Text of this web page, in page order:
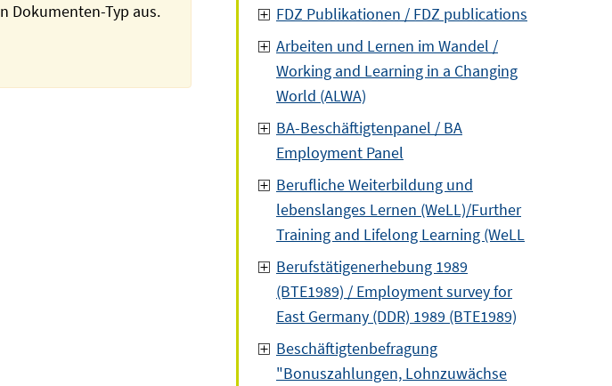
Dokumenten-Typ aus.
FDZ Publikationen / FDZ publications
Arbeiten und Lernen im Wandel /
Working and Learning in a Changing
World (ALWA)
BA-Beschäftigtenpanel / BA
Employment Panel
Berufliche Weiterbildung und
lebenslanges Lernen (WeLL)/Further
Training and Lifelong Learning (WeLL
Berufstätigenerhebung 1989
(BTE1989) / Employment survey for
East Germany (DDR) 1989 (BTE1989)
Beschäftigtenbefragung
"Bonuszahlungen, Lohnzuwächse